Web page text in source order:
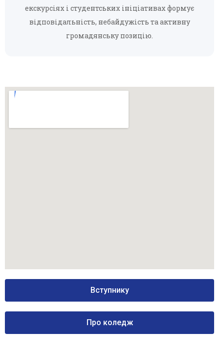
екскурсіях і студентських ініціативах формує
відповідальність, небайдужість та активну
громадянську позицію.
Вступнику
Про коледж